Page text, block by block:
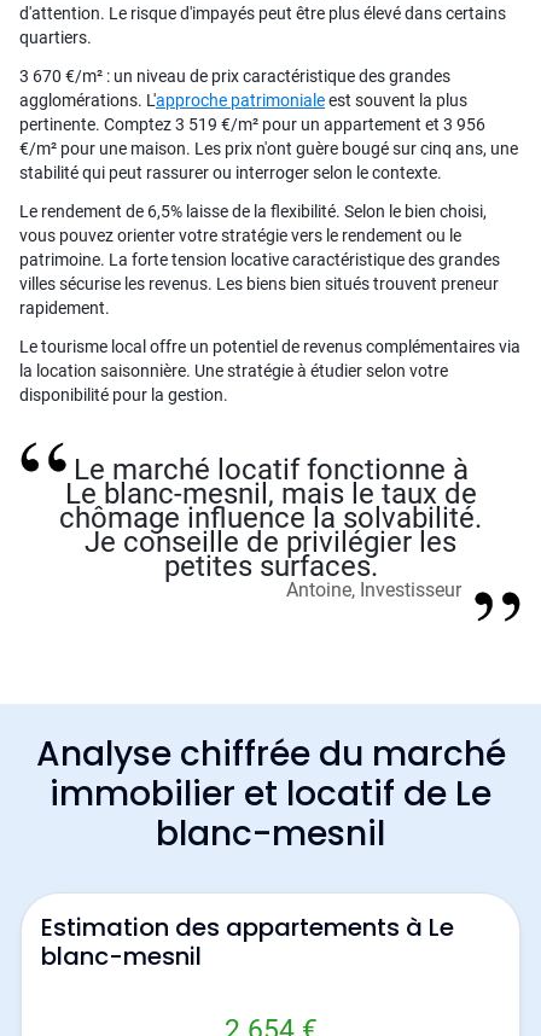
d'attention. Le risque d'impayés peut être plus élevé dans certains
quartiers.
3 670 €/m² : un niveau de prix caractéristique des grandes
agglomérations. L'approche patrimonialeest souvent la plus
pertinente. Comptez 3 519 €/m² pour un appartement et 3 956
€/m² pour une maison. Les prix n'ont guère bougé sur cinq ans, une
stabilité qui peut rassurer ou interroger selon le contexte.
Le rendement de 6,5% laisse de la flexibilité. Selon le bien choisi,
vous pouvez orienter votre stratégie vers le rendement ou le
patrimoine. La forte tension locative caractéristique des grandes
villes sécurise les revenus. Les biens bien situés trouvent preneur
rapidement.
Le tourisme local offre un potentiel de revenus complémentaires via
la location saisonnière. Une stratégie à étudier selon votre
disponibilité pour la gestion.
Le marché locatif fonctionne à
Le blanc-mesnil, mais le taux de
chômage influence la solvabilité.
Je conseille de privilégier les
petites surfaces.
Antoine, Investisseur
Analyse chiffrée du marché
immobilier et locatif de Le
blanc-mesnil
Estimation des appartements à Le
blanc-mesnil